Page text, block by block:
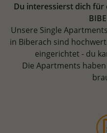
Du interessierst dich für
Unsere Single
in Biberach sind
eingerichtet - du
Die Apartments